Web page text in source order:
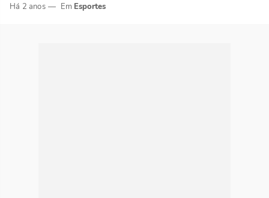
Há 2 anos Esportes